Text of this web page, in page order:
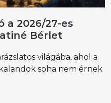
a 2026/27-es
Bérlet
világába, ahol a
soha nem érnek